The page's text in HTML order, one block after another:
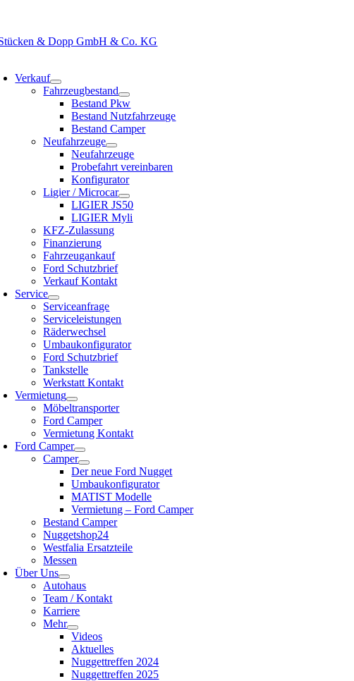
springen
Verkauf
Fahrzeugbestand
Bestand Pkw
Bestand Nutzfahrzeuge
Bestand Camper
Neufahrzeuge
Neufahrzeuge
Probefahrt vereinbaren
Konfigurator
Ligier / Microcar
LIGIER JS50
LIGIER Myli
KFZ-Zulassung
Finanzierung
Fahrzeugankauf
Ford Schutzbrief
Verkauf Kontakt
Service
Serviceanfrage
Serviceleistungen
Räderwechsel
Umbaukonfigurator
Ford Schutzbrief
Tankstelle
Werkstatt Kontakt
Vermietung
Möbeltransporter
Ford Camper
Vermietung Kontakt
Ford Camper
Camper
Der neue Ford Nugget
Umbaukonfigurator
MATIST Modelle
Vermietung – Ford Camper
Bestand Camper
Nuggetshop24
Westfalia Ersatzteile
Messen
Über Uns
Autohaus
Team / Kontakt
Karriere
Mehr
Videos
Aktuelles
Nuggettreffen 2024
Nuggettreffen 2025